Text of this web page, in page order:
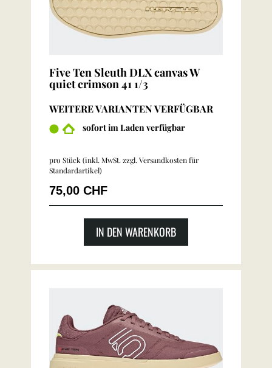
Five Ten Sleuth DLX canvas W
quiet crimson 41 1/3
WEITERE VARIANTEN VERFÜGBAR
sofort im Laden verfügbar
pro Stück (inkl. MwSt. zzgl. Versandkosten für
Standardartikel)
75,00 CHF
IN DEN WARENKORB